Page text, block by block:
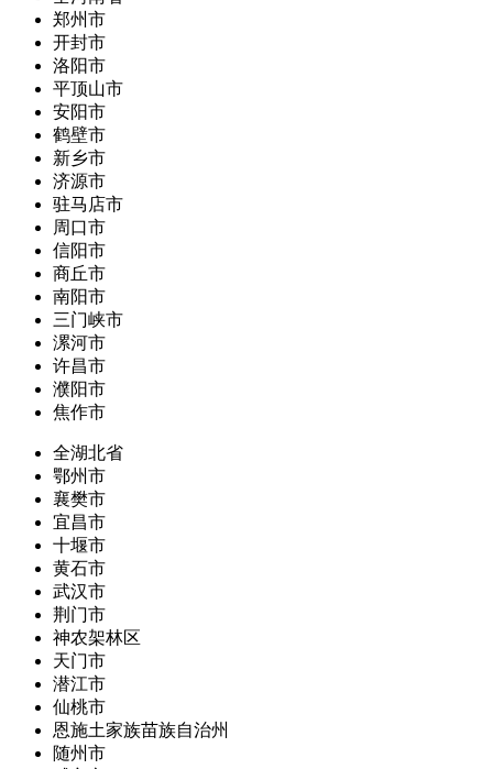
郑州市
开封市
洛阳市
平顶山市
安阳市
鹤壁市
新乡市
济源市
驻马店市
周口市
信阳市
商丘市
南阳市
三门峡市
漯河市
许昌市
濮阳市
焦作市
全湖北省
鄂州市
襄樊市
宜昌市
十堰市
黄石市
武汉市
荆门市
神农架林区
天门市
潜江市
仙桃市
恩施土家族苗族自治州
随州市